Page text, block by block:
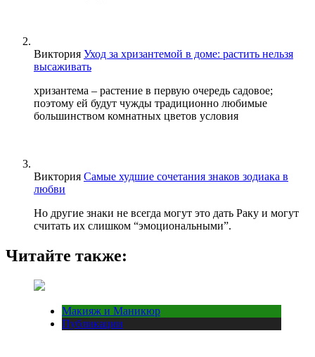
Виктория Уход за хризантемой в доме: растить нельзя
высаживать
хризантема – растение в первую очередь садовое;
поэтому ей будут чужды традиционно любимые
большинством комнатных цветов условия
Виктория Самые худшие сочетания знаков зодиака в
любви
Но другие знаки не всегда могут это дать Раку и могут
считать их слишком “эмоциональными”.
Читайте также:
Макияж и Маникюр
Публикации